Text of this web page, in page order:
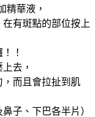
精華液，
有斑點的部位按上
！
去，
而且會拉扯到肌
子、下巴各半片）